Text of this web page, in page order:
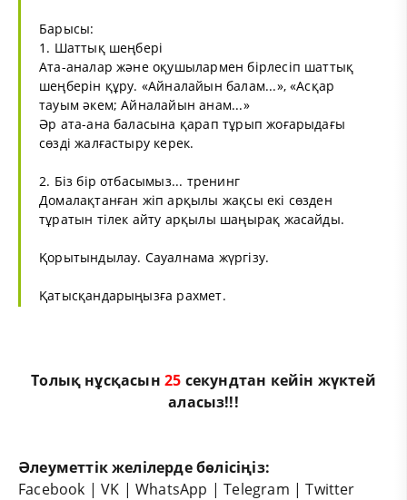
Барысы:
1. Шаттық шеңбері
Ата-аналар және оқушылармен бірлесіп шаттық
шеңберін құру. «Айналайын балам...», «Асқар
тауым әкем; Айналайын анам...»
Әр ата-ана баласына қарап тұрып жоғарыдағы
сөзді жалғастыру керек.
2. Біз бір отбасымыз... тренинг
Домалақтанған жіп арқылы жақсы екі сөзден
тұратын тілек айту арқылы шаңырақ жасайды.
Қорытындылау. Сауалнама жүргізу.
Қатысқандарыңызға рахмет.
Толық нұсқасын25 секундтан кейін жүктей
аласыз!!!
Әлеуметтік желілерде бөлісіңіз:
Facebook |VK |WhatsApp |Telegram |Twitter